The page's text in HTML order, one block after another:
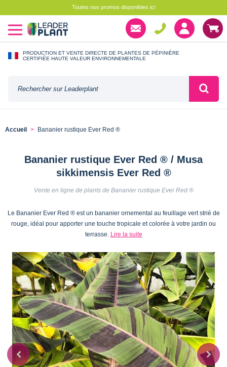
Toutes nos promos disponibles ici
PRODUCTION ET VENTE DIRECTE DE PLANTES DE PÉPINIÈRE
CERTIFIÉE HAUTE VALEUR ENVIRONNEMENTALE
Accueil Bananier rustique Ever Red ®
Bananier rustique Ever Red ® / Musa
sikkimensis Ever Red ®
Vente en ligne de plants de Bananier rustique Ever Red ®
Le Bananier Ever Red ® est un bananier ornemental au feuillage vert strié de
rouge, idéal pour apporter une touche tropicale et colorée à votre jardin ou
terrasse. Lire la suite